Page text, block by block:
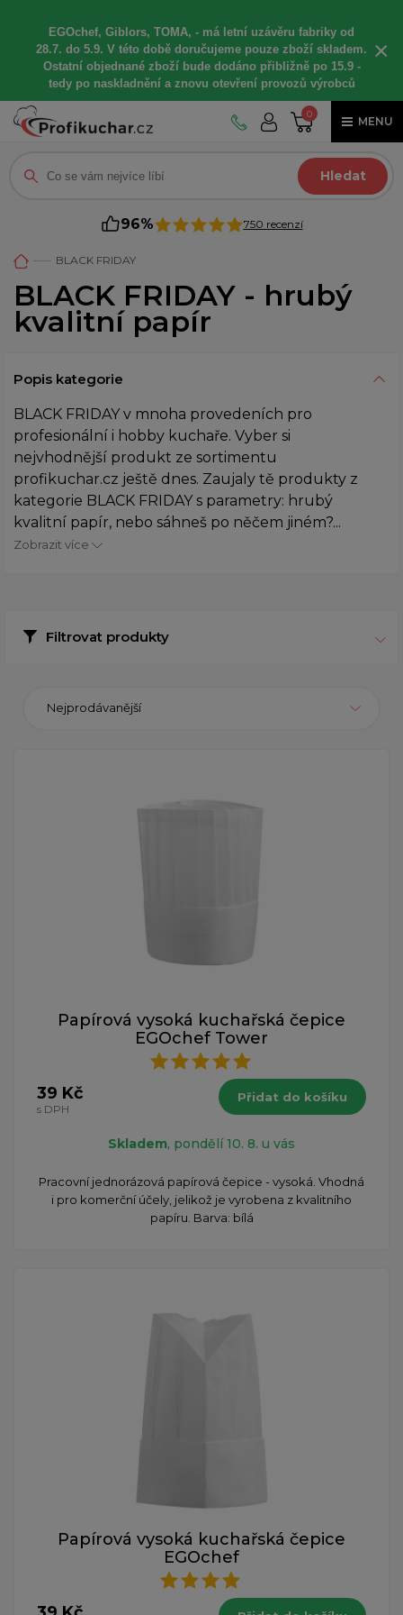
EGOchef, Giblors, TOMA, - má letní uzávěru fabriky od
28.7. do 5.9. V této době doručujeme pouze zboží skladem.
Ostatní objednané zboží bude dodáno přibližně po 15.9 -
tedy po naskladnění a znovu otevření provozů výrobců
×
0
MENU
Hledat
96% 750 recenzí
BLACK FRIDAY
BLACK FRIDAY - hrubý
kvalitní papír
Popis kategorie
BLACK FRIDAY v mnoha provedeních pro
profesionální i hobby kuchaře. Vyber si
nejvhodnější produkt ze sortimentu
profikuchar.cz ještě dnes. Zaujaly tě produkty z
kategorie BLACK FRIDAY s parametry: hrubý
kvalitní papír, nebo sáhneš po něčem jiném?...
Zobrazit více
Filtrovat produkty
Nejprodávanější
Papírová vysoká kuchařská čepice
EGOchef Tower
39 Kč
s DPH
Přidat do košíku
Skladem, pondělí 10. 8. u vás
Pracovní jednorázová papírová čepice - vysoká. Vhodná
i pro komerční účely, jelikož je vyrobena z kvalitního
papíru. Barva: bílá
Papírová vysoká kuchařská čepice
EGOchef